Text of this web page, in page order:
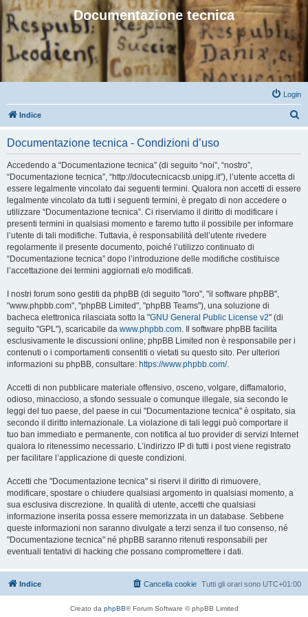
Documentazione tecnica
Login
Indice
Documentazione tecnica - Condizioni d’uso
Accedendo a “Documentazione tecnica” (di seguito “noi”, “nostro”,
“Documentazione tecnica”, “http://docutecnicacsb.unipg.it”), l’utente accetta di
essere legalmente vincolato dai seguenti termini. Qualora non accetti di essere
legalmente vincolato da tutti i seguenti termini, è pregato di non accedere o
utilizzare “Documentazione tecnica”. Ci riserviamo il diritto di modificare i
presenti termini in qualsiasi momento e faremo tutto il possibile per informare
l’utente di tali modifiche. Tuttavia, è responsabilità dell’utente rivedere
regolarmente il presente documento, poiché l’utilizzo continuato di
“Documentazione tecnica” dopo l’introduzione delle modifiche costituisce
l’accettazione dei termini aggiornati e/o modificati.
I nostri forum sono gestiti da phpBB (di seguito "loro", "il software phpBB",
"www.phpbb.com", "phpBB Limited", "phpBB Teams"), una soluzione di
bacheca elettronica rilasciata sotto la "GNU General Public License v2" (di
seguito "GPL"), scaricabile da www.phpbb.com. Il software phpBB facilita
esclusivamente le discussioni online; phpBB Limited non è responsabile per i
contenuti o i comportamenti consentiti o vietati su questo sito. Per ulteriori
informazioni su phpBB, consultare: https://www.phpbb.com/.
Accetti di non pubblicare materiale offensivo, osceno, volgare, diffamatorio,
odioso, minaccioso, a sfondo sessuale o comunque illegale, sia secondo le
leggi del tuo paese, del paese in cui "Documentazione tecnica" è ospitato, sia
secondo il diritto internazionale. La violazione di tali leggi può comportare il
tuo ban immediato e permanente, con notifica al tuo provider di servizi Internet
qualora lo ritenessimo necessario. L’indirizzo IP di tutti i post viene registrato
per facilitare l’applicazione di queste condizioni.
Accetti che "Documentazione tecnica" si riservi il diritto di rimuovere,
modificare, spostare o chiudere qualsiasi argomento in qualsiasi momento, a
sua esclusiva discrezione. In qualità di utente, accetti che qualsiasi
informazione inserita possa essere memorizzata in un database. Sebbene
queste informazioni non saranno divulgate a terzi senza il tuo consenso, né
"Documentazione tecnica" né phpBB saranno ritenuti responsabili per
eventuali tentativi di hacking che possano compromettere i dati.
Indice Tutti gli orari sono UTC+01:00
Cancella cookie
Creato da phpBB® Forum Software © phpBB Limited